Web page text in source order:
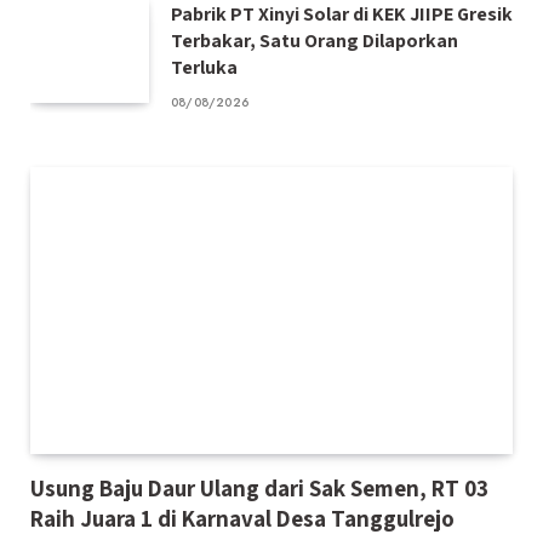
Pabrik PT Xinyi Solar di KEK JIIPE Gresik
Terbakar, Satu Orang Dilaporkan
Terluka
08/08/2026
Usung Baju Daur Ulang dari Sak Semen, RT 03
Raih Juara 1 di Karnaval Desa Tanggulrejo